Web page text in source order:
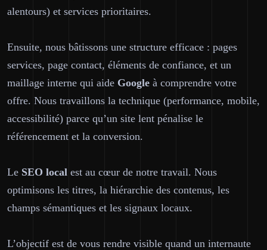
alentours) et services prioritaires.
Ensuite, nous bâtissons une structure efficace : pages
services, page contact, éléments de confiance, et un
maillage interne qui aide Google à comprendre votre
offre. Nous travaillons la technique (performance, mobile,
accessibilité) parce qu’un site lent pénalise le
référencement et la conversion.
Le SEO local est au cœur de notre travail. Nous
optimisons les titres, la hiérarchie des contenus, les
champs sémantiques et les signaux locaux.
L’objectif est de vous rendre visible quand un internaute